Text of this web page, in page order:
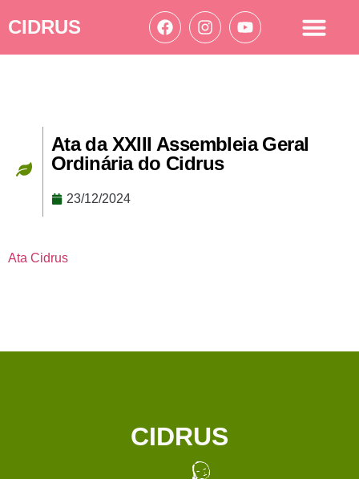
CIDRUS
Ata da XXIII Assembleia Geral
Ordinária do Cidrus
23/12/2024
Ata Cidrus
CIDRUS